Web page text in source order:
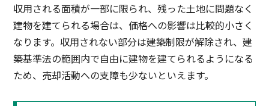
収用される面積が一部に限られ、残った土地に問題なく
建物を建てられる場合は、価格への影響は比較的小さく
なります。収用されない部分は建築制限が解除され、建
築基準法の範囲内で自由に建物を建てられるようになる
ため、売却活動への支障も少ないといえます。